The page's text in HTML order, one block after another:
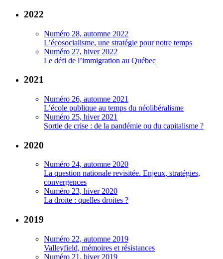
2022
Numéro 28, automne 2022
L’écosocialisme, une stratégie pour notre temps
Numéro 27, hiver 2022
Le défi de l’immigration au Québec
2021
Numéro 26, automne 2021
L’école publique au temps du néolibéralisme
Numéro 25, hiver 2021
Sortie de crise : de la pandémie ou du capitalisme ?
2020
Numéro 24, automne 2020
La question nationale revisitée. Enjeux, stratégies,
convergences
Numéro 23, hiver 2020
La droite : quelles droites ?
2019
Numéro 22, automne 2019
Valleyfield, mémoires et résistances
Numéro 21, hiver 2019